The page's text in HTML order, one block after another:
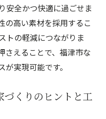
安全かつ快適に過ごせま
の高い素材を採用するこ
トの軽減につながりま
さえることで、福津市な
実現可能です。
づくりのヒントと工